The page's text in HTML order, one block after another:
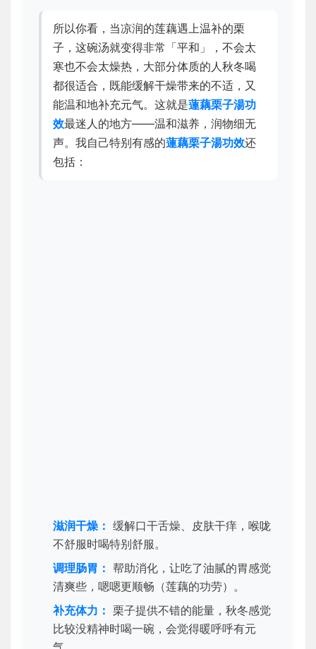
所以你看，当凉润的莲藕遇上温补的栗
子，这碗汤就变得非常「平和」，不会太
寒也不会太燥热，大部分体质的人秋冬喝
都很适合，既能缓解干燥带来的不适，又
能温和地补充元气。这就是蓮藕栗子湯功
效最迷人的地方——温和滋养，润物细无
声。我自己特别有感的蓮藕栗子湯功效还
包括：
滋润干燥： 缓解口干舌燥、皮肤干痒，喉咙
不舒服时喝特别舒服。
调理肠胃： 帮助消化，让吃了油腻的胃感觉
清爽些，嗯嗯更顺畅（莲藕的功劳）。
补充体力： 栗子提供不错的能量，秋冬感觉
比较没精神时喝一碗，会觉得暖呼呼有元